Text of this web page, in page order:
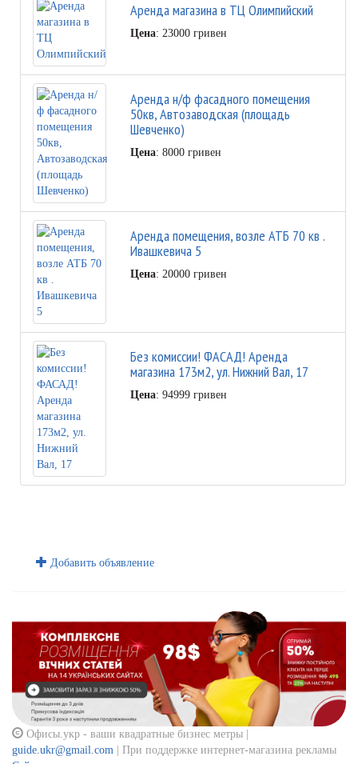
Аренда магазина в ТЦ Олимпийский
Цена: 23000 гривен
Аренда н/ф фасадного помещения
50кв, Автозаводская (площадь
Шевченко)
Цена: 8000 гривен
Аренда помещения, возле АТБ 70 кв .
Ивашкевича 5
Цена: 20000 гривен
Без комиссии! ФАСАД! Аренда
магазина 173м2, ул. Нижний Вал, 17
Цена: 94999 гривен
Добавить объявление
Офисы.укр - ваши квадратные бизнес метры |
guide.ukr@gmail.com | При поддержке интернет-магазина рекламы